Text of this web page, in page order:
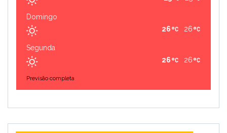
Domingo
26
26
Segunda
26
26
Previsão completa